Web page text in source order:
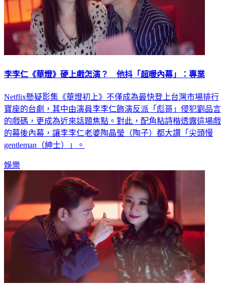
李李仁《華燈》硬上戲怎演？ 他抖「超暖內幕」：專業
Netflix懸疑影集《華燈初上》不僅成為最快登上台灣市場排行
寶座的台劇，其中由演員李李仁飾演反派「彪哥」侵犯劉品言
的戲碼，更成為近來話題焦點。對此，配角粘詩楷透露這場戲
的幕後內幕，讓李李仁老婆陶晶瑩（陶子）都大讚「尖頭慢
gentleman（紳士）」。
娛樂